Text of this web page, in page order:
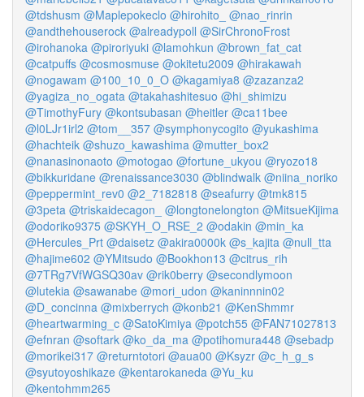
@tdshusm @Maplepokeclo @hirohito_
@nao_rinrin
@andthehouserock @alreadypoll @SirChronoFrost
@irohanoka @piroriyuki @lamohkun @brown_fat_cat
@catpuffs @cosmosmuse @okitetu2009 @hirakawah
@nogawam @100_10_0_O @kagamiya8 @zazanza2
@yagiza_no_ogata @takahashitesuo @hi_shimizu
@TimothyFury @kontsubasan @heitler @ca11bee
@l0LJr1irl2 @tom__357 @symphonycogito @yukashima
@hachteik @shuzo_kawashima @mutter_box2
@nanasinonaoto @motogao @fortune_ukyou @ryozo18
@bikkuridane @renaissance3030 @blindwalk @niina_noriko
@peppermint_rev0 @2_7182818 @seafurry @tmk815
@3peta @triskaidecagon_ @longtonelongton @MitsueKijima
@odoriko9375 @SKYH_O_RSE_2 @odakin @min_ka
@Hercules_Prt @daisetz @akira0000k @s_kajita @null_tta
@hajime602 @YMitsudo @Bookhon13 @citrus_rih
@7TRg7VfWGSQ30av @rik0berry @secondlymoon
@lutekia @sawanabe @mori_udon @kaninnnin02
@D_concinna @mixberrych @konb21 @KenShmmr
@heartwarming_c @SatoKimiya @potch55 @FAN71027813
@efnran @softark @ko_da_ma @potihomura448 @sebadp
@morikei317 @returntotori @aua00 @Ksyzr @c_h_g_s
@syutoyoshikaze @kentarokaneda @Yu_ku
@kentohmm265